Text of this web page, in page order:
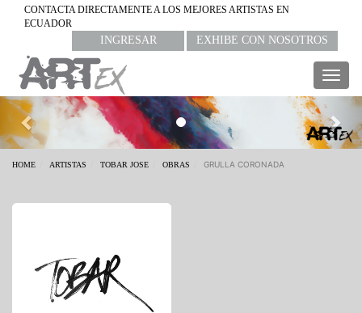
CONTACTA DIRECTAMENTE A LOS MEJORES ARTISTAS EN
ECUADOR
INGRESAR EXHIBE CON NOSOTROS
Previous
HOME ARTISTAS TOBAR JOSE OBRAS GRULLA CORONADA